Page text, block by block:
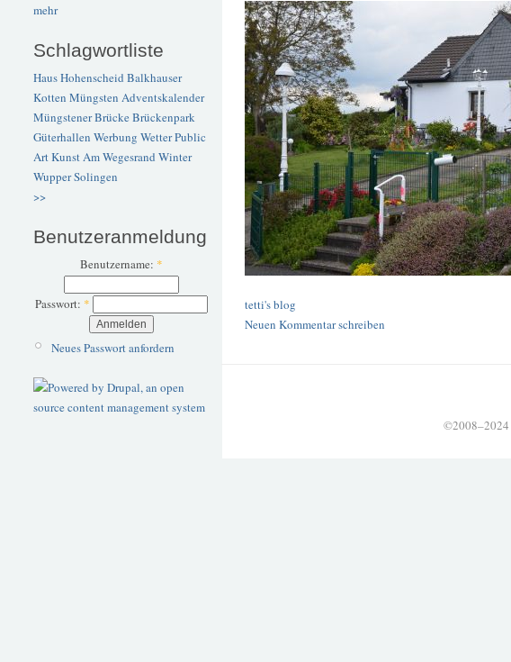
mehr
Schlagwortliste
Haus Hohenscheid Balkhauser
Kotten Müngsten Adventskalender
Müngstener BrückeBrückenpark
Güterhallen Werbung WetterPublic
ArtKunstAm Wegesrand Winter
WupperSolingen
>>
Benutzeranmeldung
Benutzername: *
Passwort: *
Neues Passwort anfordern
tetti's blog
Neuen Kommentar schreiben
©2008–2024